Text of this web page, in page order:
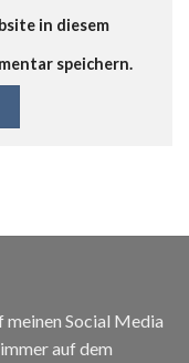
in diesem
speichern.
meinen Social Media
auf dem